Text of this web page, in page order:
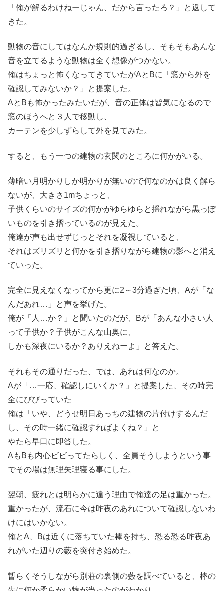
「俺が解るわけねーじゃん、だから言ったろ？」と返して
きた。
動物の音にしてはなんか規則的過ぎるし、そもそもあんな
音を立てるような動物は全く想像がつかない。
俺はちょっと怖くなってきていたがAとBに「窓から外を
確認してみないか？」と提案した。
AとBも怖かったみたいだが、音の正体は皆気になるので
窓のほうへと３人で移動し、
カーテンを少しずらして外を見てみた。
すると、もう一つの建物の玄関のところに何かがいる。
薄暗い月明かりしか明かりが無いので何なのかは良く解ら
ないが、大きさ1mちょっと、
子供くらいのサイズの何かがゆらゆらと揺れながら黒っぽ
いものを引き摺っているのが見えた。
俺達が声も出せずじっとそれを凝視していると、
それはズリズリと何かを引き摺りながら建物の影へと消え
ていった。
完全に見えなくなってから更に2～3分過ぎた頃、Aが「な
んだあれ…」と声を挙げた。
俺が「人…か？」と聞いたのだが、Bが「あんな小さい人
って子供か？子供がこんな山奥に、
しかも深夜にいるか？ありえねーよ」と答えた。
それもその通りだった、では、あれは何なのか。
Aが「…一応、確認しにいくか？」と提案した、その時完
全にびびっていた
俺は「いや、どうせ明日あっちの建物の片付けするんだ
し、その時一緒に確認すればよくね？」と
やたら早口に即答した。
AもBも内心ビビってたらしく、全員そうしようという事
でその場は無理矢理寝る事にした。
翌朝、疲れとは明らかに違う理由で俺達の足は重かった。
重かったが、流石に今は昨夜のあれについて確認しないわ
けにはいかない。
俺とA、Bは近くに落ちていた棒を持ち、恐る恐る昨夜あ
れがいた辺りの藪を突付き始めた。
暫らくそうしながら別荘の裏側の藪を調べていると、棒の